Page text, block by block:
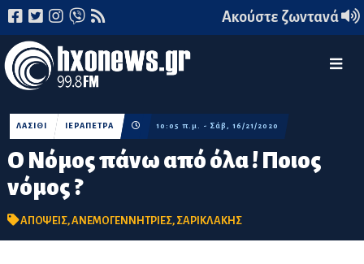
Ακούστε ζωντανά
Ο Νόμος πάνω από όλα ! Ποιος
νόμος ?
ΛΑΣΙΘΙ ΙΕΡΑΠΕΤΡΑ 10:05 π.μ. - Σάβ, 16/21/2020
ΑΠΟΨΕΙΣ,ΑΝΕΜΟΓΕΝΝΗΤΡΙΕΣ, ΣΑΡΙΚΛΑΚΗΣ